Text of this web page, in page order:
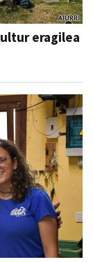
eragilea